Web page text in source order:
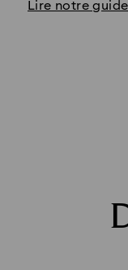
Lire notre